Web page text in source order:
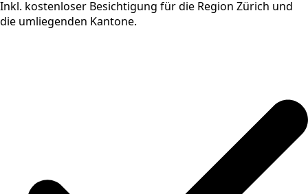
Inkl. kostenloser Besichtigung für die Region Zürich und
die umliegenden Kantone.